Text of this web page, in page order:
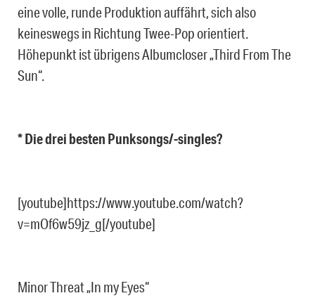
eine volle, runde Produktion auffährt, sich also
keineswegs in Richtung Twee-Pop orientiert.
Höhepunkt ist übrigens Albumcloser „Third From The
Sun“.
* Die drei besten Punksongs/-singles?
[youtube]https://www.youtube.com/watch?
v=mOf6w59jz_g[/youtube]
Minor Threat „In my Eyes“